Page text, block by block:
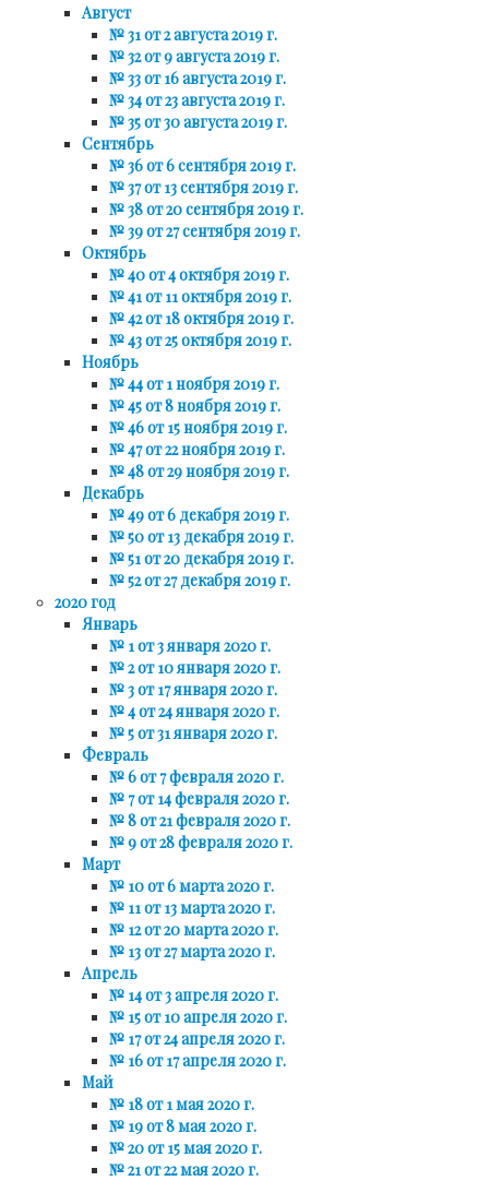
Август
№ 31 от 2 августа 2019 г.
№ 32 от 9 августа 2019 г.
№ 33 от 16 августа 2019 г.
№ 34 от 23 августа 2019 г.
№ 35 от 30 августа 2019 г.
Сентябрь
№ 36 от 6 сентября 2019 г.
№ 37 от 13 сентября 2019 г.
№ 38 от 20 сентября 2019 г.
№ 39 от 27 сентября 2019 г.
Октябрь
№ 40 от 4 октября 2019 г.
№ 41 от 11 октября 2019 г.
№ 42 от 18 октября 2019 г.
№ 43 от 25 октября 2019 г.
Ноябрь
№ 44 от 1 ноября 2019 г.
№ 45 от 8 ноября 2019 г.
№ 46 от 15 ноября 2019 г.
№ 47 от 22 ноября 2019 г.
№ 48 от 29 ноября 2019 г.
Декабрь
№ 49 от 6 декабря 2019 г.
№ 50 от 13 декабря 2019 г.
№ 51 от 20 декабря 2019 г.
№ 52 от 27 декабря 2019 г.
2020 год
Январь
№ 1 от 3 января 2020 г.
№ 2 от 10 января 2020 г.
№ 3 от 17 января 2020 г.
№ 4 от 24 января 2020 г.
№ 5 от 31 января 2020 г.
Февраль
№ 6 от 7 февраля 2020 г.
№ 7 от 14 февраля 2020 г.
№ 8 от 21 февраля 2020 г.
№ 9 от 28 февраля 2020 г.
Март
№ 10 от 6 марта 2020 г.
№ 11 от 13 марта 2020 г.
№ 12 от 20 марта 2020 г.
№ 13 от 27 марта 2020 г.
Апрель
№ 14 от 3 апреля 2020 г.
№ 15 от 10 апреля 2020 г.
№ 17 от 24 апреля 2020 г.
№ 16 от 17 апреля 2020 г.
Май
№ 18 от 1 мая 2020 г.
№ 19 от 8 мая 2020 г.
№ 20 от 15 мая 2020 г.
№ 21 от 22 мая 2020 г.